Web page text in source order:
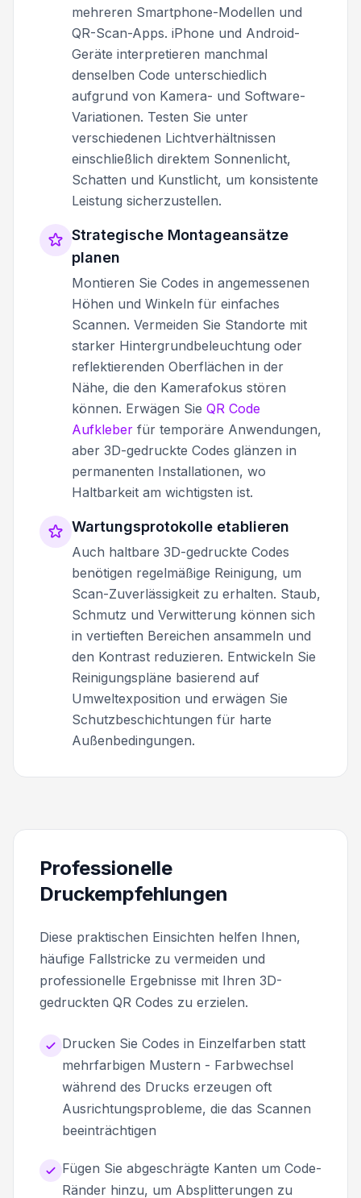
mehreren Smartphone-Modellen und
QR-Scan-Apps. iPhone und Android-
Geräte interpretieren manchmal
denselben Code unterschiedlich
aufgrund von Kamera- und Software-
Variationen. Testen Sie unter
verschiedenen Lichtverhältnissen
einschließlich direktem Sonnenlicht,
Schatten und Kunstlicht, um konsistente
Leistung sicherzustellen.
Strategische Montageansätze
planen
Montieren Sie Codes in angemessenen
Höhen und Winkeln für einfaches
Scannen. Vermeiden Sie Standorte mit
starker Hintergrundbeleuchtung oder
reflektierenden Oberflächen in der
Nähe, die den Kamerafokus stören
können. Erwägen Sie QR Code
Aufkleber für temporäre Anwendungen,
aber 3D-gedruckte Codes glänzen in
permanenten Installationen, wo
Haltbarkeit am wichtigsten ist.
Wartungsprotokolle etablieren
Auch haltbare 3D-gedruckte Codes
benötigen regelmäßige Reinigung, um
Scan-Zuverlässigkeit zu erhalten. Staub,
Schmutz und Verwitterung können sich
in vertieften Bereichen ansammeln und
den Kontrast reduzieren. Entwickeln Sie
Reinigungspläne basierend auf
Umweltexposition und erwägen Sie
Schutzbeschichtungen für harte
Außenbedingungen.
Professionelle
Druckempfehlungen
Diese praktischen Einsichten helfen Ihnen,
häufige Fallstricke zu vermeiden und
professionelle Ergebnisse mit Ihren 3D-
gedruckten QR Codes zu erzielen.
Drucken Sie Codes in Einzelfarben statt
mehrfarbigen Mustern - Farbwechsel
während des Drucks erzeugen oft
Ausrichtungsprobleme, die das Scannen
beeinträchtigen
Fügen Sie abgeschrägte Kanten um Code-
Ränder hinzu, um Absplitterungen zu